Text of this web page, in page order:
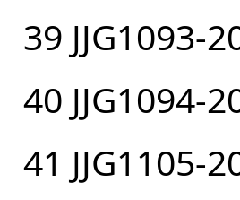
39 JJG1093-
40 JJG1094-
41 JJG1105-